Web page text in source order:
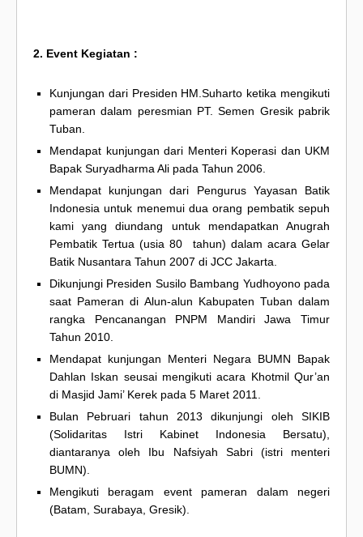
2. Event Kegiatan :
Kunjungan dari Presiden HM.Suharto ketika mengikuti
pameran dalam peresmian PT. Semen Gresik pabrik
Tuban.
Mendapat kunjungan dari Menteri Koperasi dan UKM
Bapak Suryadharma Ali pada Tahun 2006.
Mendapat kunjungan dari Pengurus Yayasan Batik
Indonesia untuk menemui dua orang pembatik sepuh
kami yang diundang untuk mendapatkan Anugrah
Pembatik Tertua (usia 80 tahun) dalam acara Gelar
Batik Nusantara Tahun 2007 di JCC Jakarta.
Dikunjungi Presiden Susilo Bambang Yudhoyono pada
saat Pameran di Alun-alun Kabupaten Tuban dalam
rangka Pencanangan PNPM Mandiri Jawa Timur
Tahun 2010.
Mendapat kunjungan Menteri Negara BUMN Bapak
Dahlan Iskan seusai mengikuti acara Khotmil Qur’an
di Masjid Jami’ Kerek pada 5 Maret 2011.
Bulan Pebruari tahun 2013 dikunjungi oleh SIKIB
(Solidaritas Istri Kabinet Indonesia Bersatu),
diantaranya oleh Ibu Nafsiyah Sabri (istri menteri
BUMN).
Mengikuti beragam event pameran dalam negeri
(Batam, Surabaya, Gresik).